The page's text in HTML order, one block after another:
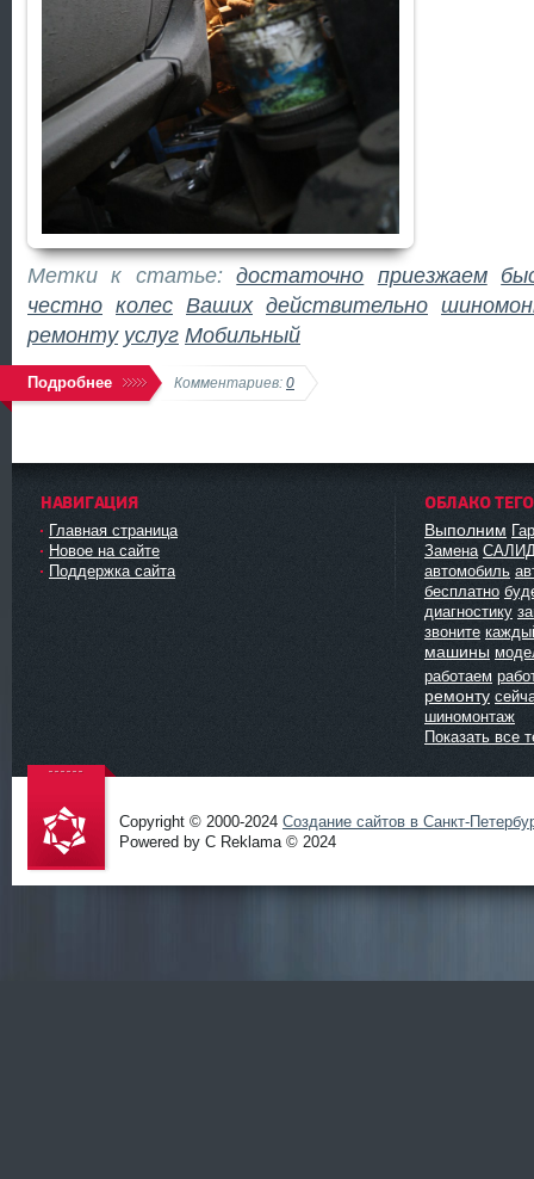
Метки к статье:достаточно приезжаем
честно колес Ваших действительно
ремонту услуг Мобильный
Подробнее Комментариев: 0
НАВИГАЦИЯ
Главная страница
Новое на сайте
Поддержка сайта
ОБЛАКО
Выполним
Замена
автомобиль
бесплатно
диагностику
звоните
машины
работаем
ремонту
шиномонтаж
Показать все
Проект
Copyright © 2000-2024 Создание сайтов в Санкт-
Powered by C Reklama © 2024